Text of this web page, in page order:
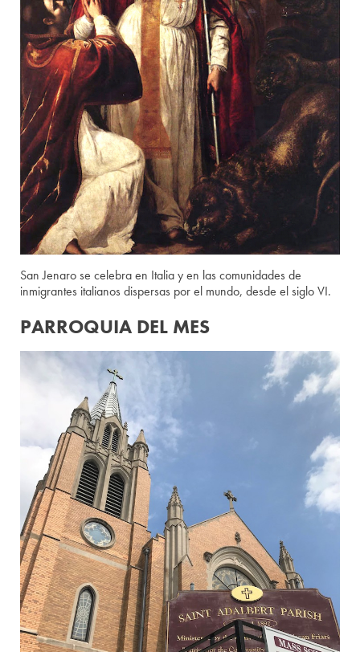
San Jenaro se celebra en Italia y en las comunidades de
inmigrantes italianos dispersas por el mundo, desde el siglo VI.
PARROQUIA DEL MES